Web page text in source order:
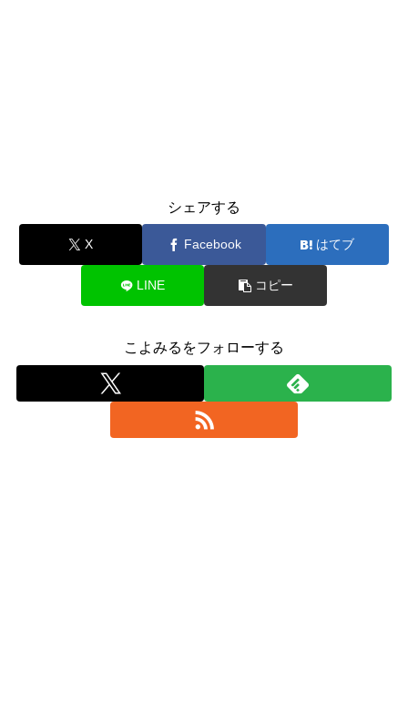
シェアする
X Facebook はてブ
LINE コピー
こよみるをフォローする